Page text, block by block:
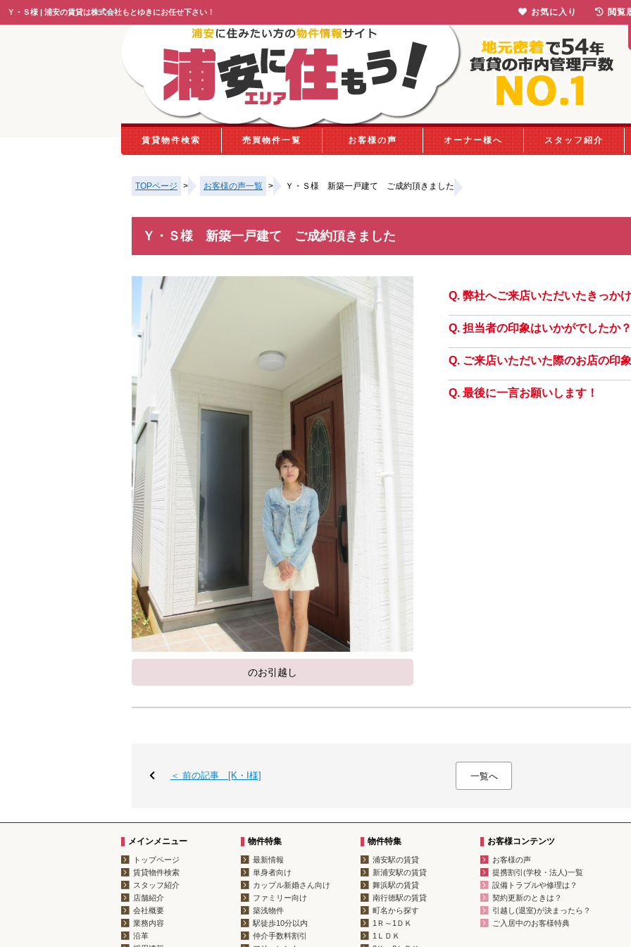
Ｙ・Ｓ様 | 浦安の賃貸は株式会社もとゆきにお任せ下さい！
賃貸物件検索 売買物件一覧 お客様の声 オーナー様へ スタッフ紹介
TOPページ > お客様の声一覧 > Ｙ・Ｓ様 新築一戸建て ご成約頂きました
Ｙ・Ｓ様 新築一戸建て ご成約頂きました
のお引越し
弊社へご来店いただいたきっか
担当者の印象はいかがでしたか？
ご来店いただいた際のお店の印
最後に一言お願いします！
＜ 前の記事 [K・I様] 一覧へ
メインメニュー
トップページ
賃貸物件検索
スタッフ紹介
店舗紹介
会社概要
業務内容
沿革
物件特集
最新情報
単身者向け
カップル新婚さん向け
ファミリー向け
築浅物件
駅徒歩10分以内
仲介手数料割引
物件特集
浦安駅の賃貸
新浦安駅の賃貸
舞浜駅の賃貸
南行徳駅の賃貸
町名から探す
1Ｒ～1ＤＫ
1ＬＤＫ
お客様コンテンツ
お客様の声
提携割引(学校・法人)一覧
設備トラブルや修理は？
契約更新のときは？
引越し(退室)が決まったら？
ご入居中のお客様特典
お気に入り 閲覧